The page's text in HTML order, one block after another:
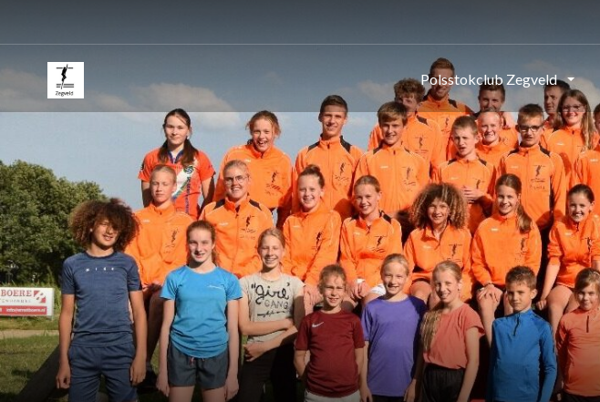
Polsstokclub Zegveld